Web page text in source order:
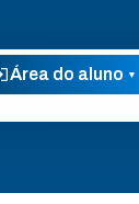
Área do aluno ▾